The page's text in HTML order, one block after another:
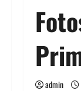
admin